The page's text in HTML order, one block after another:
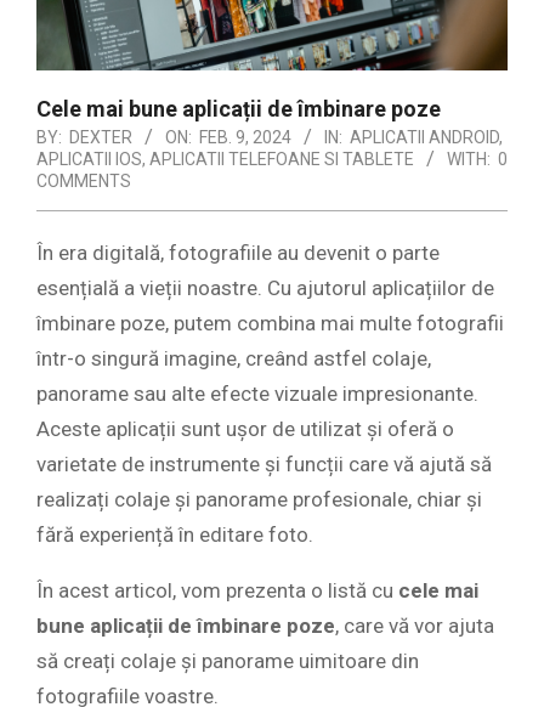
Cele mai bune aplicații de îmbinare poze
BY: DEXTER ON: FEB. 9, 2024 IN: APLICATII ANDROID,
APLICATII IOS, APLICATII TELEFOANE SI TABLETE WITH: 0
COMMENTS
În era digitală, fotografiile au devenit o parte
esențială a vieții noastre. Cu ajutorul aplicațiilor de
îmbinare poze, putem combina mai multe fotografii
într-o singură imagine, creând astfel colaje,
panorame sau alte efecte vizuale impresionante.
Aceste aplicații sunt ușor de utilizat și oferă o
varietate de instrumente și funcții care vă ajută să
realizați colaje și panorame profesionale, chiar și
fără experiență în editare foto.
În acest articol, vom prezenta o listă cu cele mai
bune aplicații de îmbinare poze, care vă vor ajuta
să creați colaje și panorame uimitoare din
fotografiile voastre.